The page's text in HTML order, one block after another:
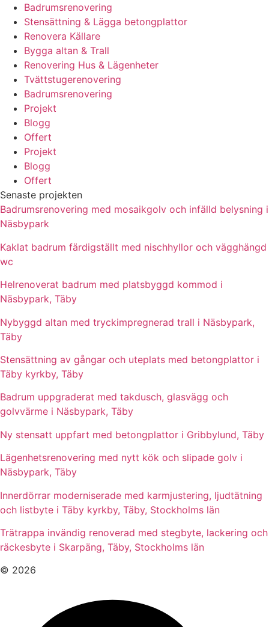
Badrumsrenovering
Stensättning & Lägga betongplattor
Renovera Källare
Bygga altan & Trall
Renovering Hus & Lägenheter
Tvättstugerenovering
Badrumsrenovering
Projekt
Blogg
Offert
Projekt
Blogg
Offert
Senaste projekten
Badrumsrenovering med mosaikgolv och infälld belysning i
Näsbypark
Kaklat badrum färdigställt med nischhyllor och vägghängd
wc
Helrenoverat badrum med platsbyggd kommod i
Näsbypark, Täby
Nybyggd altan med tryckimpregnerad trall i Näsbypark,
Täby
Stensättning av gångar och uteplats med betongplattor i
Täby kyrkby, Täby
Badrum uppgraderat med takdusch, glasvägg och
golvvärme i Näsbypark, Täby
Ny stensatt uppfart med betongplattor i Gribbylund, Täby
Lägenhetsrenovering med nytt kök och slipade golv i
Näsbypark, Täby
Innerdörrar moderniserade med karmjustering, ljudtätning
och listbyte i Täby kyrkby, Täby, Stockholms län
Trätrappa invändig renoverad med stegbyte, lackering och
räckesbyte i Skarpäng, Täby, Stockholms län
© 2026